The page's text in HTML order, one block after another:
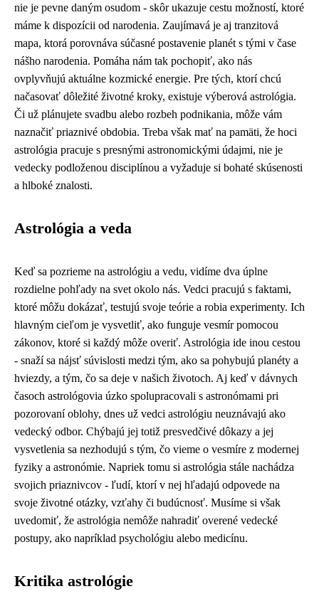
nie je pevne daným osudom - skôr ukazuje cestu možností, ktoré
máme k dispozícii od narodenia. Zaujímavá je aj tranzitová
mapa, ktorá porovnáva súčasné postavenie planét s tými v čase
nášho narodenia. Pomáha nám tak pochopiť, ako nás
ovplyvňujú aktuálne kozmické energie. Pre tých, ktorí chcú
načasovať dôležité životné kroky, existuje výberová astrológia.
Či už plánujete svadbu alebo rozbeh podnikania, môže vám
naznačiť priaznivé obdobia. Treba však mať na pamäti, že hoci
astrológia pracuje s presnými astronomickými údajmi, nie je
vedecky podloženou disciplínou a vyžaduje si bohaté skúsenosti
a hlboké znalosti.
Astrológia a veda
Keď sa pozrieme na astrológiu a vedu, vidíme dva úplne
rozdielne pohľady na svet okolo nás. Vedci pracujú s faktami,
ktoré môžu dokázať, testujú svoje teórie a robia experimenty. Ich
hlavným cieľom je vysvetliť, ako funguje vesmír pomocou
zákonov, ktoré si každý môže overiť. Astrológia ide inou cestou
- snaží sa nájsť súvislosti medzi tým, ako sa pohybujú planéty a
hviezdy, a tým, čo sa deje v našich životoch. Aj keď v dávnych
časoch astrológovia úzko spolupracovali s astronómami pri
pozorovaní oblohy, dnes už vedci astrológiu neuznávajú ako
vedecký odbor. Chýbajú jej totiž presvedčivé dôkazy a jej
vysvetlenia sa nezhodujú s tým, čo vieme o vesmíre z modernej
fyziky a astronómie. Napriek tomu si astrológia stále nachádza
svojich priaznivcov - ľudí, ktorí v nej hľadajú odpovede na
svoje životné otázky, vzťahy či budúcnosť. Musíme si však
uvedomiť, že astrológia nemôže nahradiť overené vedecké
postupy, ako napríklad psychológiu alebo medicínu.
Kritika astrológie